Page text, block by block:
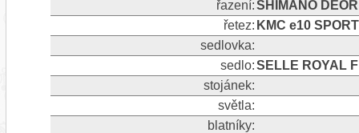
řazení:SHIMANO
řetez: KMC e10 SPORT
sedlovka:
sedlo:SELLE ROYAL
stojánek:
světla:
blatníky: